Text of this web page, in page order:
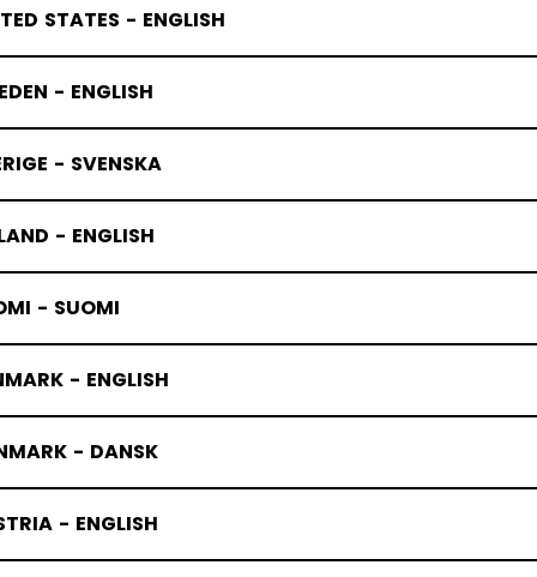
STATES - ENGLISH
- ENGLISH
- SVENSKA
- ENGLISH
- SUOMI
- ENGLISH
- DANSK
- ENGLISH